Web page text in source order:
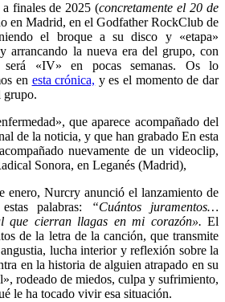
a finales de 2025 (concretamente el 20 de
en Madrid, en el Godfather RockClub de
el broque a su disco y «etapa»
arrancando la nueva era del grupo, con
«IV» en pocas semanas. Os lo
en esta crónica, y es el momento de dar
grupo.
que aparece acompañado del
de la noticia, y que han grabado En esta
nuevamente de un videoclip,
Sonora, en Leganés (Madrid),
enero, Nurcry anunció el lanzamiento de
palabras:
“Cuántos juramentos…
que cierran llagas en mi corazón». El
de la letra de la canción, que transmite
lucha interior y reflexión sobre la
en la historia de alguien atrapado en su
rodeado de miedos, culpa y sufrimiento,
le ha tocado vivir esa situación.